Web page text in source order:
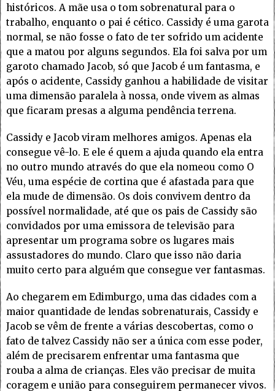
históricos. A mãe usa o tom sobrenatural para o
trabalho, enquanto o pai é cético. Cassidy é uma garota
normal, se não fosse o fato de ter sofrido um acidente
que a matou por alguns segundos. Ela foi salva por um
garoto chamado Jacob, só que Jacob é um fantasma, e
após o acidente, Cassidy ganhou a habilidade de visitar
uma dimensão paralela à nossa, onde vivem as almas
que ficaram presas a alguma pendência terrena.
Cassidy e Jacob viram melhores amigos. Apenas ela
consegue vê-lo. E ele é quem a ajuda quando ela entra
no outro mundo através do que ela nomeou como O
Véu, uma espécie de cortina que é afastada para que
ela mude de dimensão. Os dois convivem dentro da
possível normalidade, até que os pais de Cassidy são
convidados por uma emissora de televisão para
apresentar um programa sobre os lugares mais
assustadores do mundo. Claro que isso não daria
muito certo para alguém que consegue ver fantasmas.
Ao chegarem em Edimburgo, uma das cidades com a
maior quantidade de lendas sobrenaturais, Cassidy e
Jacob se vêm de frente a várias descobertas, como o
fato de talvez Cassidy não ser a única com esse poder,
além de precisarem enfrentar uma fantasma que
rouba a alma de crianças. Eles vão precisar de muita
coragem e união para conseguirem permanecer vivos.